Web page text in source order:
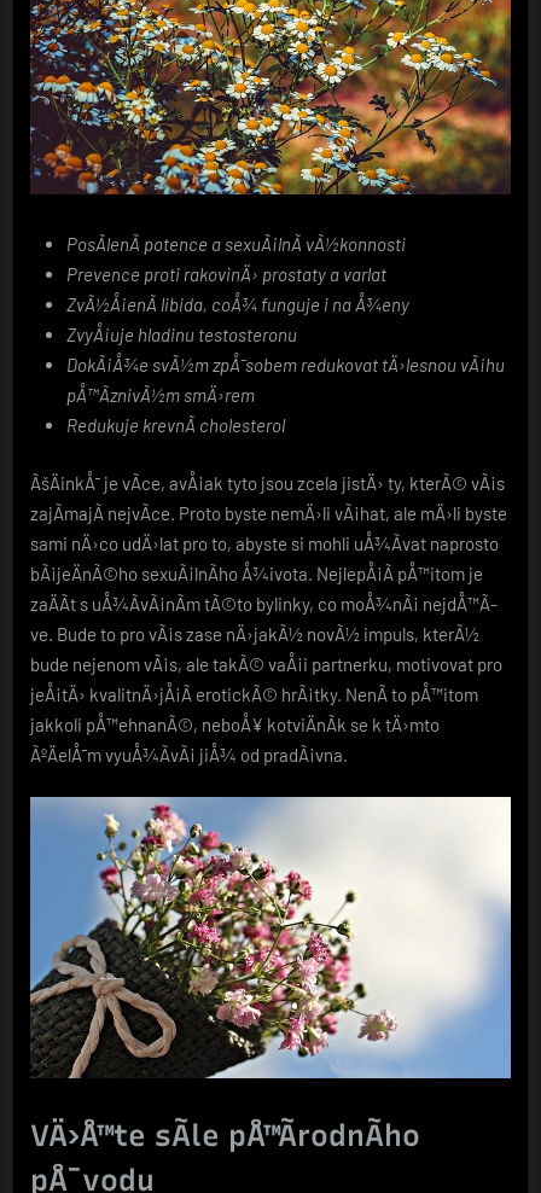
PosÃ­lenÃ­ potence a sexuÃ¡lnÃ­ vÃ½konnosti
Prevence proti rakovinÄ› prostaty a varlat
ZvÃ½Å¡enÃ­ libida, coÅ¾ funguje i na Å¾eny
ZvyÅ¡uje hladinu testosteronu
DokÃ¡Å¾e svÃ½m zpÅ¯sobem redukovat tÄ›lesnou vÃ¡hu
pÅ™Ã­znivÃ½m smÄ›rem
Redukuje krevnÃ­ cholesterol
ÃšÄinkÅ¯ je vÃ­ce, avÅ¡ak tyto jsou zcela jistÄ› ty, kterÃ© vÃ¡s
zajÃ­majÃ­ nejvÃ­ce. Proto byste nemÄ›li vÃ¡hat, ale mÄ›li byste
sami nÄ›co udÄ›lat pro to, abyste si mohli uÅ¾Ã­vat naprosto
bÃ¡jeÄnÃ©ho sexuÃ¡lnÃ­ho Å¾ivota. NejlepÅ¡Ã­ pÅ™itom je
zaÄÃ­t s uÅ¾Ã­vÃ¡nÃ­m tÃ©to bylinky, co moÅ¾nÃ¡ nejdÅ™Ã­
ve. Bude to pro vÃ¡s zase nÄ›jakÃ½ novÃ½ impuls, kterÃ½
bude nejenom vÃ¡s, ale takÃ© vaÅ¡i partnerku, motivovat pro
jeÅ¡tÄ› kvalitnÄ›jÅ¡Ã­ erotickÃ© hrÃ¡tky. NenÃ­ to pÅ™itom
jakkoli pÅ™ehnanÃ©, neboÅ¥ kotviÄnÃ­k se k tÄ›mto
ÃºÄelÅ¯m vyuÅ¾Ã­vÃ¡ jiÅ¾ od pradÃ¡vna.
VÄ›Å™te sÃ­le pÅ™Ã­rodnÃ­ho
pÅ¯vodu